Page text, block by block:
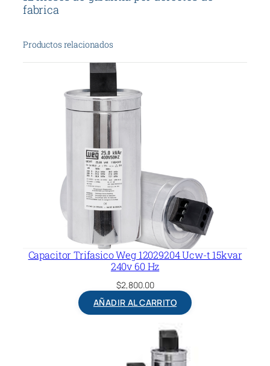
c
n
fabrica
Productos relacionados
Capacitor Trifasico Weg 12029204 Ucw-t 15kvar
240v 60 Hz
$2,800.00
AÑADIR AL CARRITO